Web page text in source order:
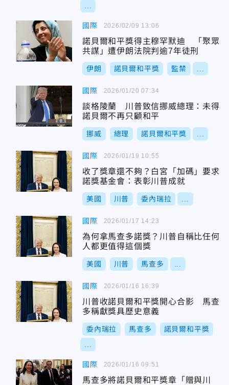
國際
諾貝爾和平獎得主穆罕默迪 「聚眾
共謀」遭伊朗法院判逾7年徒刑
伊朗 諾貝爾和平獎 監禁
2026/02/09 13:06
國際
談格陵蘭 川普致信挪威總理：未得
諾貝爾不再只顧和平
挪威 總理 諾貝爾和平獎
2026/01/20 07:34
國際
收了獎章還不夠？白宮「加碼」要求
諾獎基金會：表彰川普成就
美國 川普 委內瑞拉
2026/01/19 10:55
國際
為何拿馬查多諾獎？川普自稱比任何
人都更值得這個獎
美國 川普 馬查多
2026/01/17 14:23
國際
川普收諾貝爾和平獎開心合影 馬查
多稱獻獎具歷史意義
委內瑞拉 馬查多 諾貝爾和平獎
2026/01/16 16:39
國際
馬查多將諾貝爾和平獎章「贈與川
2026/01/16 09:51